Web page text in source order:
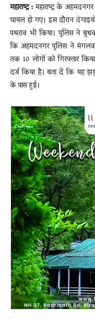
महाराष्ट्र :महाराष्ट्र के
घायल हो गए। इस दौरान
पथराव भी किया। पुलिस ने
कि अहमदनगर पुलिस ने
तक 10 लोगों को गिरफ्तार
दर्ज किया है। बता दें कि यह
के पास हुई।